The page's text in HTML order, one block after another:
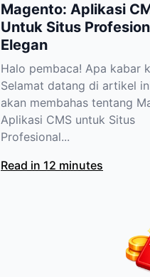
Magento: Aplikasi
Untuk Situs
Elegan
Halo pembaca! Apa kabar
Selamat datang di artikel
akan membahas tentang
Aplikasi CMS untuk Situs
Profesional...
Read in 12 minutes